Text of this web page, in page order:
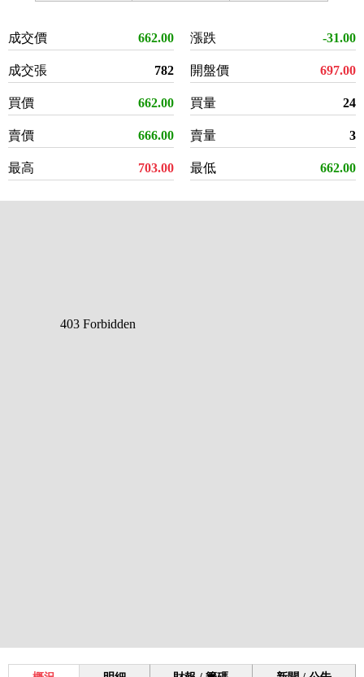
成交價 662.00
成交張 782
買價 662.00
賣價 666.00
最高 703.00
漲跌 -31.00
開盤價 697.00
買量 24
賣量 3
最低 662.00